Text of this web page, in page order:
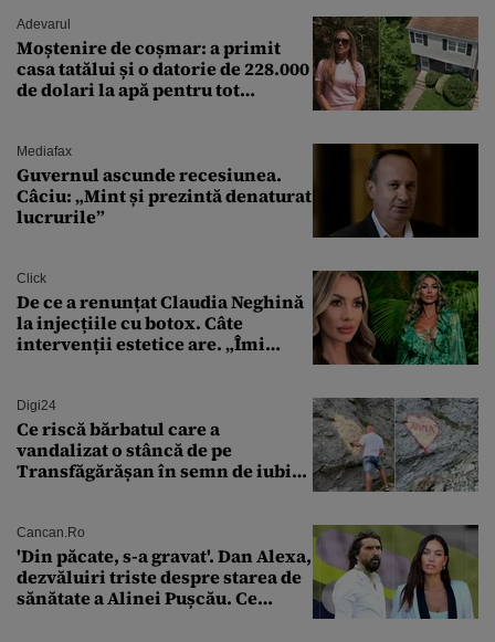
Adevarul
Moștenire de coșmar: a primit
casa tatălui și o datorie de 228.000
de dolari la apă pentru tot
Mediafax
Guvernul ascunde recesiunea.
Câciu: „Mint și prezintă denaturat
lucrurile”
Click
De ce a renunțat Claudia Neghină
la injecțiile cu botox. Câte
intervenții estetice are. „Îmi
Digi24
Ce riscă bărbatul care a
vandalizat o stâncă de pe
Transfăgărășan în semn de iubire
Cancan.ro
'Din păcate, s-a gravat'. Dan Alexa,
dezvăluiri triste despre starea de
sănătate a Alinei Pușcău. Ce